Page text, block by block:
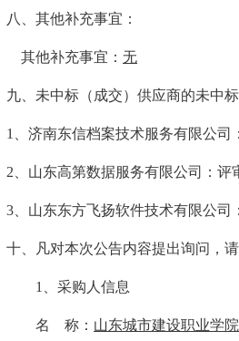
八、其他补充事宜：
其他补充事宜： 无
九、未中标（成交）供应商的未中
1、济南东信档案技术服务有限公司
2、山东高第数据服务有限公司：评
3、山东东方飞扬软件技术有限公司
十、凡对本次公告内容提出询问，
1、采购人信息
名 称： 山东城市建设职业学院